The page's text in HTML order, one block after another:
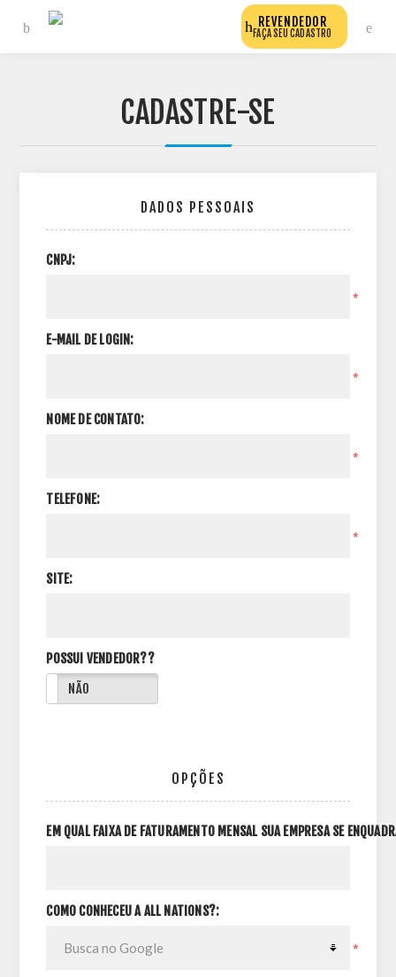
REVENDEDOR
FAÇA SEU CADASTRO
CADASTRE-SE
DADOS PESSOAIS
CNPJ:
*
E-MAIL DE LOGIN:
*
NOME DE CONTATO:
*
TELEFONE:
*
SITE:
POSSUI VENDEDOR??
NÃO
OPÇÕES
EM QUAL FAIXA DE FATURAMENTO MENSAL SUA EMPRESA SE
COMO CONHECEU A ALL NATIONS?:
*